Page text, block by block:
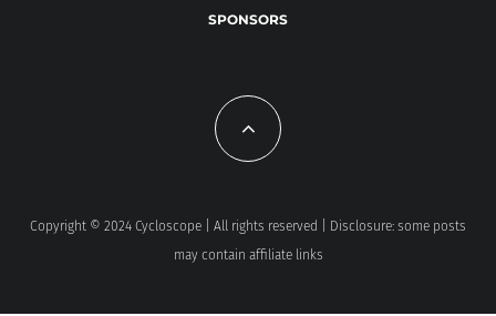
SPONSORS
Copyright © 2024 Cycloscope | All rights reserved | Disclosure: some posts
may contain affiliate links